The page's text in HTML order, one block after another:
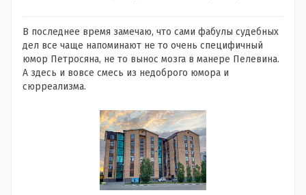
В последнее время замечаю, что сами фабулы судебных
дел все чаще напоминают не то очень специфичный
юмор Петросяна, не то вынос мозга в манере Пелевина.
А здесь и вовсе смесь из недоброго юмора и
сюрреализма.